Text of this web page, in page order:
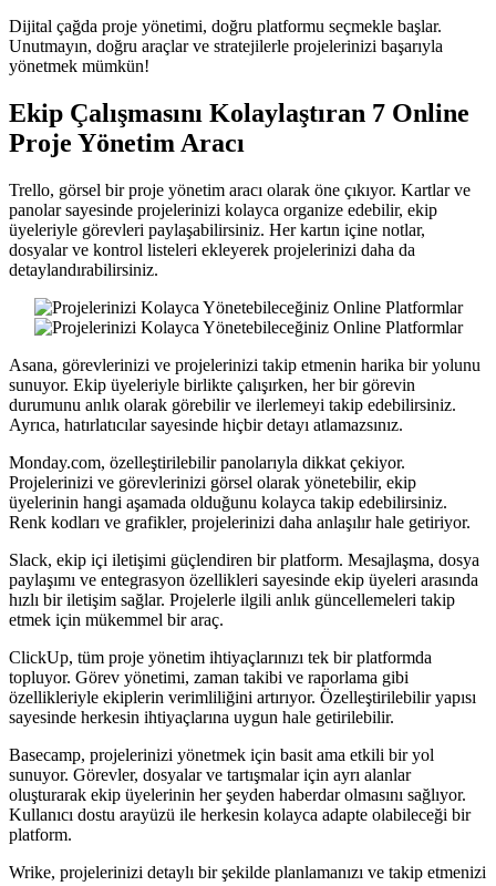
Dijital çağda proje yönetimi, doğru platformu seçmekle başlar.
Unutmayın, doğru araçlar ve stratejilerle projelerinizi başarıyla
yönetmek mümkün!
Ekip Çalışmasını Kolaylaştıran 7 Online
Proje Yönetim Aracı
Trello, görsel bir proje yönetim aracı olarak öne çıkıyor. Kartlar ve
panolar sayesinde projelerinizi kolayca organize edebilir, ekip
üyeleriyle görevleri paylaşabilirsiniz. Her kartın içine notlar,
dosyalar ve kontrol listeleri ekleyerek projelerinizi daha da
detaylandırabilirsiniz.
Asana, görevlerinizi ve projelerinizi takip etmenin harika bir yolunu
sunuyor. Ekip üyeleriyle birlikte çalışırken, her bir görevin
durumunu anlık olarak görebilir ve ilerlemeyi takip edebilirsiniz.
Ayrıca, hatırlatıcılar sayesinde hiçbir detayı atlamazsınız.
Monday.com, özelleştirilebilir panolarıyla dikkat çekiyor.
Projelerinizi ve görevlerinizi görsel olarak yönetebilir, ekip
üyelerinin hangi aşamada olduğunu kolayca takip edebilirsiniz.
Renk kodları ve grafikler, projelerinizi daha anlaşılır hale getiriyor.
Slack, ekip içi iletişimi güçlendiren bir platform. Mesajlaşma, dosya
paylaşımı ve entegrasyon özellikleri sayesinde ekip üyeleri arasında
hızlı bir iletişim sağlar. Projelerle ilgili anlık güncellemeleri takip
etmek için mükemmel bir araç.
ClickUp, tüm proje yönetim ihtiyaçlarınızı tek bir platformda
topluyor. Görev yönetimi, zaman takibi ve raporlama gibi
özellikleriyle ekiplerin verimliliğini artırıyor. Özelleştirilebilir yapısı
sayesinde herkesin ihtiyaçlarına uygun hale getirilebilir.
Basecamp, projelerinizi yönetmek için basit ama etkili bir yol
sunuyor. Görevler, dosyalar ve tartışmalar için ayrı alanlar
oluşturarak ekip üyelerinin her şeyden haberdar olmasını sağlıyor.
Kullanıcı dostu arayüzü ile herkesin kolayca adapte olabileceği bir
platform.
Wrike, projelerinizi detaylı bir şekilde planlamanızı ve takip etmenizi